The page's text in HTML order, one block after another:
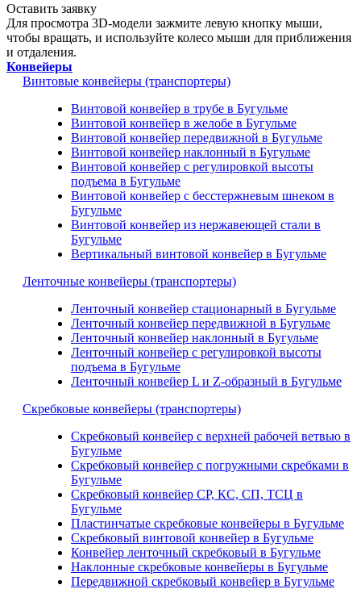
Оставить заявку
Для просмотра 3D-модели зажмите левую кнопку мыши,
чтобы вращать, и используйте колесо мыши для приближения
и отдаления.
Конвейеры
Винтовые конвейеры (транспортеры)
Винтовой конвейер в трубе в Бугульме
Винтовой конвейер в желобе в Бугульме
Винтовой конвейер передвижной в Бугульме
Винтовой конвейер наклонный в Бугульме
Винтовой конвейер с регулировкой высоты
подъема в Бугульме
Винтовой конвейер с бесстержневым шнеком в
Бугульме
Винтовой конвейер из нержавеющей стали в
Бугульме
Вертикальный винтовой конвейер в Бугульме
Ленточные конвейеры (транспортеры)
Ленточный конвейер стационарный в Бугульме
Ленточный конвейер передвижной в Бугульме
Ленточный конвейер наклонный в Бугульме
Ленточный конвейер с регулировкой высоты
подъема в Бугульме
Ленточный конвейер L и Z-образный в Бугульме
Скребковые конвейеры (транспортеры)
Скребковый конвейер с верхней рабочей ветвью в
Бугульме
Скребковый конвейер с погружными скребками в
Бугульме
Скребковый конвейер СР, КС, СП, ТСЦ в
Бугульме
Пластинчатые скребковые конвейеры в Бугульме
Скребковый винтовой конвейер в Бугульме
Конвейер ленточный скребковый в Бугульме
Наклонные скребковые конвейеры в Бугульме
Передвижной скребковый конвейер в Бугульме